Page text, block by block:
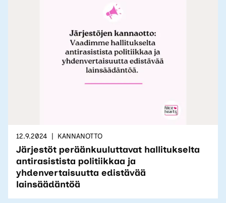
12.9.2024 KANNANOTTO
Järjestöt peräänkuuluttavat hallitukselta
antirasistista politiikkaa ja
yhdenvertaisuutta edistävää
lainsäädäntöä